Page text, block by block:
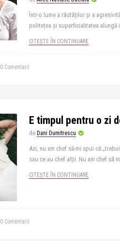
Într-o lume a răutăților și a
politețea și superficialitatea alungă
CITEȘTE ÎN CONTINUARE
0 Comentarii
E timpul pentru o zi
de Dani Dumitrescu
Azi, nu am chef să-mi spui că
sau ce au chef alţii. Nu am chef să
CITEȘTE ÎN CONTINUARE
0 Comentarii